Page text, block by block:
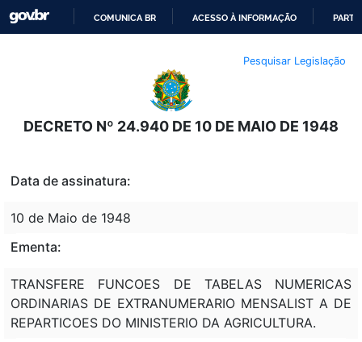
O
CONTEÚDO
COMUNICA BR ACESSO À INFORMAÇÃO
Pesquisar Legislação
DECRETO Nº 24.940 DE 10 DE MAIO DE 1948
Data de assinatura:
10 de Maio de 1948
Ementa:
TRANSFERE FUNCOES DE TABELAS NUMERICAS
ORDINARIAS DE EXTRANUMERARIO MENSALIST A DE
REPARTICOES DO MINISTERIO DA AGRICULTURA.